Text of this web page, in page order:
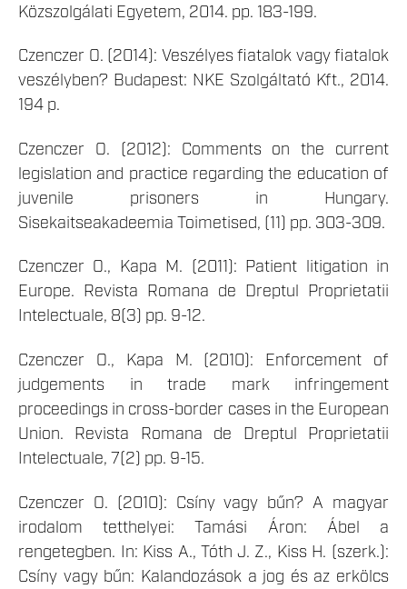
Közszolgálati Egyetem, 2014. pp. 183-199.
Czenczer O. (2014): Veszélyes fiatalok vagy fiatalok
veszélyben? Budapest: NKE Szolgáltató Kft., 2014.
194 p.
Czenczer O. (2012): Comments on the current
legislation and practice regarding the education of
juvenile prisoners in Hungary.
Sisekaitseakadeemia Toimetised, (11) pp. 303-309.
Czenczer O., Kapa M. (2011): Patient litigation in
Europe. Revista Romana de Dreptul Proprietatii
Intelectuale, 8(3) pp. 9-12.
Czenczer O., Kapa M. (2010): Enforcement of
judgements in trade mark infringement
proceedings in cross-border cases in the European
Union. Revista Romana de Dreptul Proprietatii
Intelectuale, 7(2) pp. 9-15.
Czenczer O. (2010): Csíny vagy bűn? A magyar
irodalom tetthelyei: Tamási Áron: Ábel a
rengetegben. In: Kiss A., Tóth J. Z., Kiss H. (szerk.):
Csíny vagy bűn: Kalandozások a jog és az erkölcs